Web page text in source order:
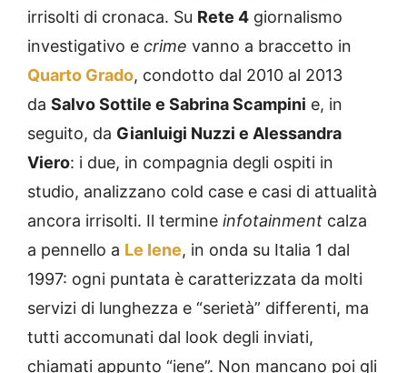
irrisolti di cronaca. Su Rete 4 giornalismo
investigativo e crime vanno a braccetto in
Quarto Grado, condotto dal 2010 al 2013
da Salvo Sottile e Sabrina Scampini e, in
seguito, da Gianluigi Nuzzi e Alessandra
Viero: i due, in compagnia degli ospiti in
studio, analizzano cold case e casi di attualità
ancora irrisolti. Il termine infotainment calza
a pennello a Le Iene, in onda su Italia 1 dal
1997: ogni puntata è caratterizzata da molti
servizi di lunghezza e “serietà” differenti, ma
tutti accomunati dal look degli inviati,
chiamati appunto “iene”. Non mancano poi gli